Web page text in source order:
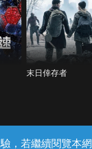
，若繼續閱覽本
末日倖存者
客服 服務條款 隱私權保護